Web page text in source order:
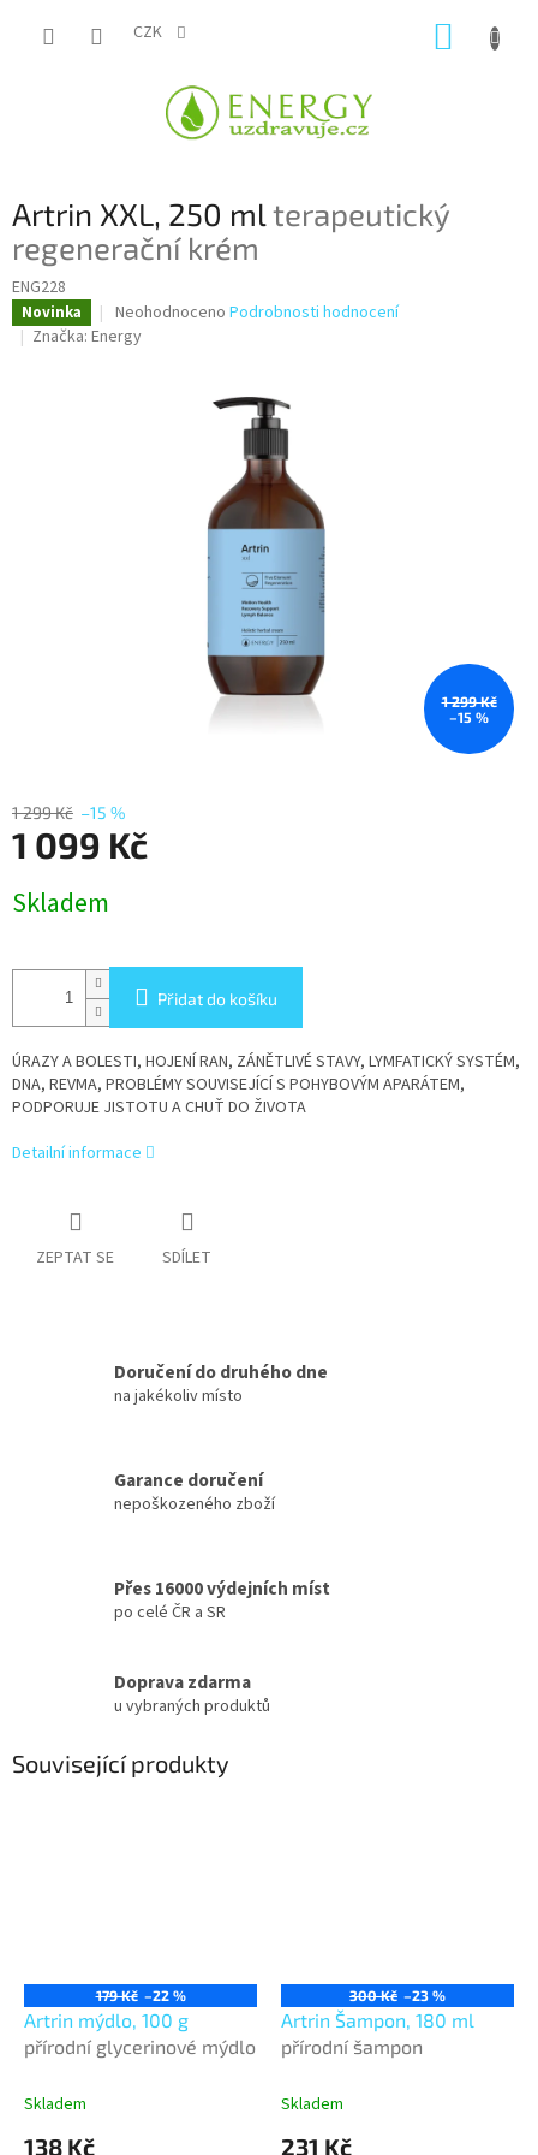
CZK
Artrin XXL, 250 mlterapeutický
regenerační krém
ENG228
Novinka
Průměrné
hodnocení
Neohodnoceno Podrobnosti hodnocení
Značka: Energy
1 299 Kč
–15 %
1 299 Kč –15 %
1 099 Kč
cena:
Skladem
Přidat do košíku
ÚRAZY A BOLESTI, HOJENÍ RAN, ZÁNĚTLIVÉ STAVY, LYMFATICKÝ SYSTÉM,
DNA, REVMA, PROBLÉMY SOUVISEJÍCÍ S POHYBOVÝM APARÁTEM,
PODPORUJE JISTOTU A CHUŤ DO ŽIVOTA
Detailní informace
ZEPTAT SE SDÍLET
Doručení do druhého dne
na jakékoliv místo
Garance doručení
nepoškozeného zboží
Přes 16000 výdejních míst
po celé ČR a SR
Doprava zdarma
u vybraných produktů
Související produkty
179 Kč –22 %
Artrin mýdlo, 100 g
přírodní glycerinové mýdlo
Skladem
138 Kč
300 Kč –23 %
Artrin Šampon, 180 ml
přírodní šampon
Skladem
231 Kč